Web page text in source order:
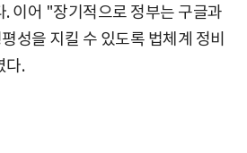
이어 "장기적으로 정부는 구글과
성을 지킬 수 있도록 법체계 정비
다.